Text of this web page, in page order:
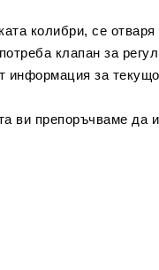
колибри, се
клапан за
информация за
препоръчваме да